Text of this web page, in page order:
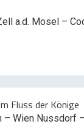
a.d. Mosel –
Fluss der Könige
– Wien Nussdorf